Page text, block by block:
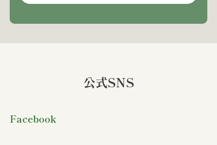
公式SNS
Facebook